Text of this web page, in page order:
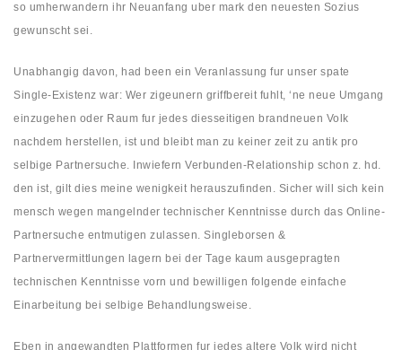
so umherwandern ihr Neuanfang uber mark den neuesten Sozius
gewunscht sei.
Unabhangig davon, had been ein Veranlassung fur unser spate
Single-Existenz war: Wer zigeunern griffbereit fuhlt, ‘ne neue Umgang
einzugehen oder Raum fur jedes diesseitigen brandneuen Volk
nachdem herstellen, ist und bleibt man zu keiner zeit zu antik pro
selbige Partnersuche. Inwiefern Verbunden-Relationship schon z. hd.
den ist, gilt dies meine wenigkeit herauszufinden. Sicher will sich kein
mensch wegen mangelnder technischer Kenntnisse durch das Online-
Partnersuche entmutigen zulassen. Singleborsen &
Partnervermittlungen lagern bei der Tage kaum ausgepragten
technischen Kenntnisse vorn und bewilligen folgende einfache
Einarbeitung bei selbige Behandlungsweise.
Eben in angewandten Plattformen fur jedes altere Volk wird nicht